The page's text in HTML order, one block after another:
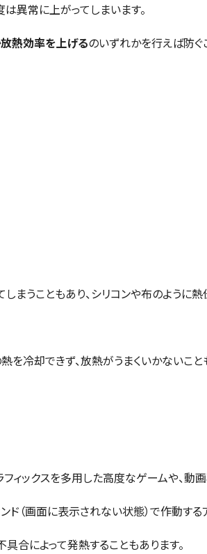
異常に上がってしまいます。
放熱効率を上げるのいずれかを行えば防ぐ
まうこともあり、シリコンや布のように
冷却できず、放熱がうまくいかないこと
ィックスを多用した高度なゲームや、動
ド（画面に表示されない状態）で作動する
合によって発熱することもあります。